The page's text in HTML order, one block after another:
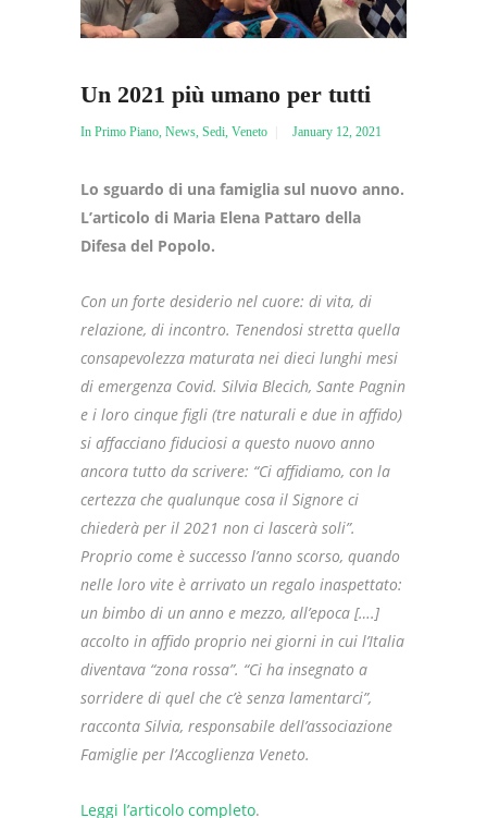
Un 2021 più umano per tutti
In Primo Piano News Sedi Veneto January 12, 2021
Lo sguardo di una famiglia sul nuovo anno.
L’articolo di Maria Elena Pattaro della
Difesa del Popolo.
Con un forte desiderio nel cuore: di vita, di
relazione, di incontro. Tenendosi stretta quella
consapevolezza maturata nei dieci lunghi mesi
di emergenza Covid. Silvia Blecich, Sante Pagnin
e i loro cinque figli (tre naturali e due in affido)
si affacciano fiduciosi a questo nuovo anno
ancora tutto da scrivere: “Ci affidiamo, con la
certezza che qualunque cosa il Signore ci
chiederà per il 2021 non ci lascerà soli”.
Proprio come è successo l’anno scorso, quando
nelle loro vite è arrivato un regalo inaspettato:
un bimbo di un anno e mezzo, all’epoca [….]
accolto in affido proprio nei giorni in cui l’Italia
diventava “zona rossa”. “Ci ha insegnato a
sorridere di quel che c’è senza lamentarci”,
racconta Silvia, responsabile dell’associazione
Famiglie per l’Accoglienza Veneto.
Leggi l’articolo completo.